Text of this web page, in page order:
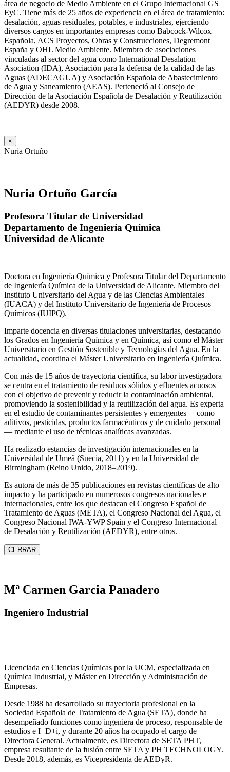
área de negocio de Medio Ambiente en el Grupo Internacional GS
EyC. Tiene más de 25 años de experiencia en el área de tratamiento:
desalación, aguas residuales, potables, e industriales, ejerciendo
diversos cargos en importantes empresas como Babcock-Wilcox
Española, ACS Proyectos, Obras y Construcciones, Degremont
España y OHL Medio Ambiente. Miembro de asociaciones
vinculadas al sector del agua como International Desalation
Asociation (IDA), Asociación para la defensa de la calidad de las
Aguas (ADECAGUA) y Asociación Española de Abastecimiento
de Agua y Saneamiento (AEAS). Perteneció al Consejo de
Dirección de la Asociación Española de Desalación y Reutilización
(AEDYR) desde 2008.
×
Nuria Ortuño
Nuria Ortuño García
Profesora Titular de Universidad
Departamento de Ingeniería Química
Universidad de Alicante
Doctora en Ingeniería Química y Profesora Titular del Departamento
de Ingeniería Química de la Universidad de Alicante. Miembro del
Instituto Universitario del Agua y de las Ciencias Ambientales
(IUACA) y del Instituto Universitario de Ingeniería de Procesos
Químicos (IUIPQ).
Imparte docencia en diversas titulaciones universitarias, destacando
los Grados en Ingeniería Química y en Química, así como el Máster
Universitario en Gestión Sostenible y Tecnologías del Agua. En la
actualidad, coordina el Máster Universitario en Ingeniería Química.
Con más de 15 años de trayectoria científica, su labor investigadora
se centra en el tratamiento de residuos sólidos y efluentes acuosos
con el objetivo de prevenir y reducir la contaminación ambiental,
promoviendo la sostenibilidad y la reutilización del agua. Es experta
en el estudio de contaminantes persistentes y emergentes —como
aditivos, pesticidas, productos farmacéuticos y de cuidado personal
— mediante el uso de técnicas analíticas avanzadas.
Ha realizado estancias de investigación internacionales en la
Universidad de Umeå (Suecia, 2011) y en la Universidad de
Birmingham (Reino Unido, 2018–2019).
Es autora de más de 35 publicaciones en revistas científicas de alto
impacto y ha participado en numerosos congresos nacionales e
internacionales, entre los que destacan el Congreso Español de
Tratamiento de Aguas (META), el Congreso Nacional del Agua, el
Congreso Nacional IWA‑YWP Spain y el Congreso Internacional
de Desalación y Reutilización (AEDYR), entre otros.
CERRAR
Mª Carmen Garcia Panadero
Ingeniero Industrial
Licenciada en Ciencias Químicas por la UCM, especializada en
Química Industrial, y Máster en Dirección y Administración de
Empresas.
Desde 1988 ha desarrollado su trayectoria profesional en la
Sociedad Española de Tratamiento de Agua (SETA), donde ha
desempeñado funciones como ingeniera de proceso, responsable de
estudios e I+D+i, y durante 20 años ha ocupado el cargo de
Directora General. Actualmente, es Directora de SETA PHT,
empresa resultante de la fusión entre SETA y PH TECHNOLOGY.
Desde 2018, además, es Vicepresidenta de AEDyR.